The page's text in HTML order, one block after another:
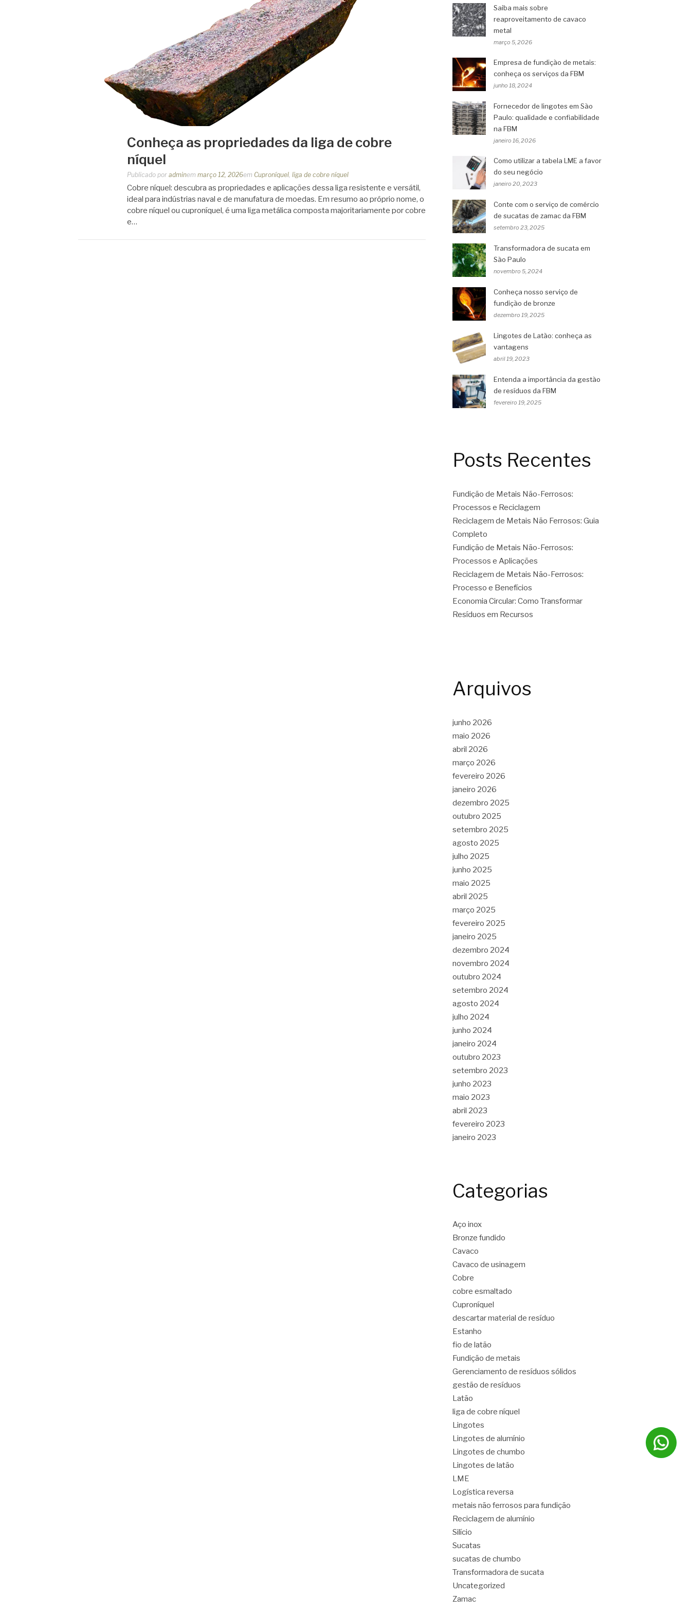
Conheça as propriedades da liga de cobre
níquel
Publicado por adminem março 12, 2026em Cuproníquel, liga de cobre níquel
Cobre níquel: descubra as propriedades e aplicações dessa liga resistente e versátil,
ideal para indústrias naval e de manufatura de moedas. Em resumo ao próprio nome, o
cobre níquel ou cuproníquel, é uma liga metálica composta majoritariamente por cobre
e…
Saiba mais sobre
reaproveitamento de cavaco
metal
março 5, 2026
Empresa de fundição de metais:
conheça os serviços da FBM
junho 18, 2024
Fornecedor de lingotes em São
Paulo: qualidade e confiabilidade
na FBM
janeiro 16, 2026
Como utilizar a tabela LME a favor
do seu negócio
janeiro 20, 2023
Conte com o serviço de comércio
de sucatas de zamac da FBM
setembro 23, 2025
Transformadora de sucata em
São Paulo
novembro 5, 2024
Conheça nosso serviço de
fundição de bronze
dezembro 19, 2025
Lingotes de Latão: conheça as
vantagens
abril 19, 2023
Entenda a importância da gestão
de resíduos da FBM
fevereiro 19, 2025
Posts Recentes
Fundição de Metais Não-Ferrosos:
Processos e Reciclagem
Reciclagem de Metais Não Ferrosos: Guia
Completo
Fundição de Metais Não-Ferrosos:
Processos e Aplicações
Reciclagem de Metais Não-Ferrosos:
Processo e Benefícios
Economia Circular: Como Transformar
Resíduos em Recursos
Arquivos
junho 2026
maio 2026
abril 2026
março 2026
fevereiro 2026
janeiro 2026
dezembro 2025
outubro 2025
setembro 2025
agosto 2025
julho 2025
junho 2025
maio 2025
abril 2025
março 2025
fevereiro 2025
janeiro 2025
dezembro 2024
novembro 2024
outubro 2024
setembro 2024
agosto 2024
julho 2024
junho 2024
janeiro 2024
outubro 2023
setembro 2023
junho 2023
maio 2023
abril 2023
fevereiro 2023
janeiro 2023
Categorias
Aço inox
Bronze fundido
Cavaco
Cavaco de usinagem
Cobre
cobre esmaltado
Cuproníquel
descartar material de resíduo
Estanho
fio de latão
Fundição de metais
Gerenciamento de resíduos sólidos
gestão de resíduos
Latão
liga de cobre níquel
Lingotes
Lingotes de alumínio
Lingotes de chumbo
Lingotes de latão
LME
Logística reversa
metais não ferrosos para fundição
Reciclagem de alumínio
Silício
Sucatas
sucatas de chumbo
Transformadora de sucata
Uncategorized
Zamac